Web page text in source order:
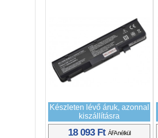
Készleten lévő áruk, azonnal
kiszállításra
18 093 Ft ÁFA nélkül